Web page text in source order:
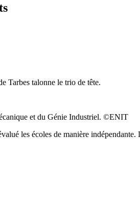
Tarbes talonne le trio de tête.
et du Génie Industriel. ©ENIT
les écoles de manière